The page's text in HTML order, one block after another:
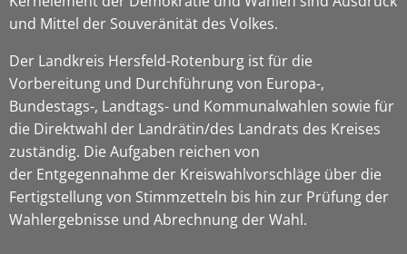
und Mittel der Souveränität des Volkes.
Der Landkreis Hersfeld-Rotenburg ist für die
Vorbereitung und Durchführung von Europa-,
Bundestags-, Landtags- und Kommunalwahlen sowie für
die Direktwahl der Landrätin/des Landrats des Kreises
zuständig. Die Aufgaben reichen von
der Entgegennahme der Kreiswahlvorschläge über die
Fertigstellung von Stimmzetteln bis hin zur Prüfung der
Wahlergebnisse und Abrechnung der Wahl.